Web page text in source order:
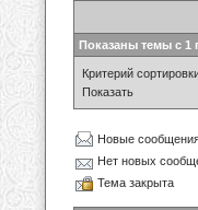
Показаны темы с 1
Критерий
Показать
Новые
Нет новых
Тема закрыта